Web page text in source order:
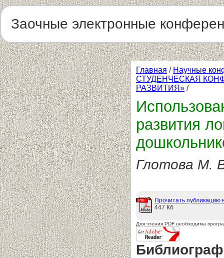
Заочные электронные
Главная / Научные
СТУДЕНЧЕСКАЯ
РАЗВИТИЯ» /
развития
Глотова М.
Прочитать публикацию
447 Кб
Для чтения PDF необходима